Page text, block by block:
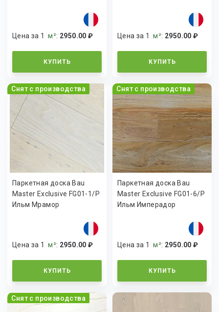
Цена за 1м²: 2950.00 ₽
КУПИТЬ
Цена за 1м²: 2950.00 ₽
КУПИТЬ
Снят с производства
Паркетная доска Bau
Master Exclusive FG01-1/P
Ильм Мрамор
Цена за 1м²: 2950.00 ₽
КУПИТЬ
Снят с производства
Паркетная доска Bau
Master Exclusive FG01-6/P
Ильм Имперадор
Цена за 1м²: 2950.00 ₽
КУПИТЬ
Снят с производства